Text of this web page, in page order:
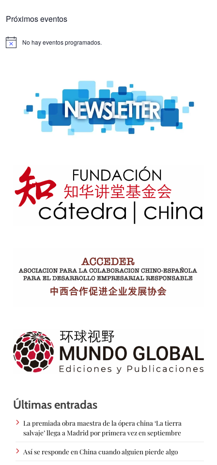
Próximos eventos
Aviso No hay eventos programados.
Últimas entradas
La premiada obra maestra de la ópera china ‘La tierra
salvaje’ llega a Madrid por primera vez en septiembre
Así se responde en China cuando alguien pierde algo